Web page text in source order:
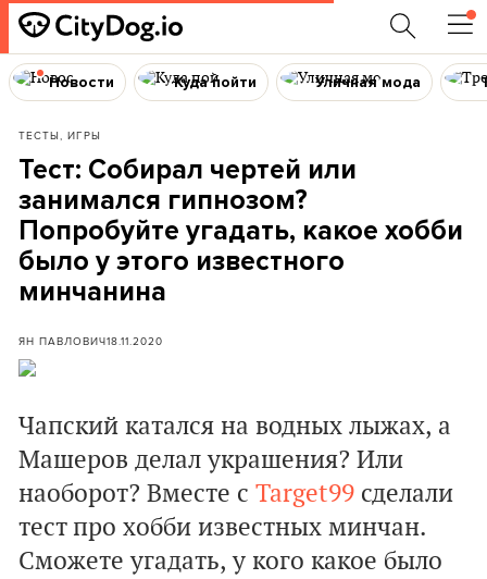
Новости Куда пойти Уличная мода
ТЕСТЫ, ИГРЫ
Тест: Собирал чертей или
занимался гипнозом?
Попробуйте угадать, какое хобби
было у этого известного
минчанина
ЯН ПАВЛОВИЧ18.11.2020
Чапский катался на водных лыжах, а
Машеров делал украшения? Или
наоборот? Вместе с Target99 сделали
тест про хобби известных минчан.
Сможете угадать, у кого какое было